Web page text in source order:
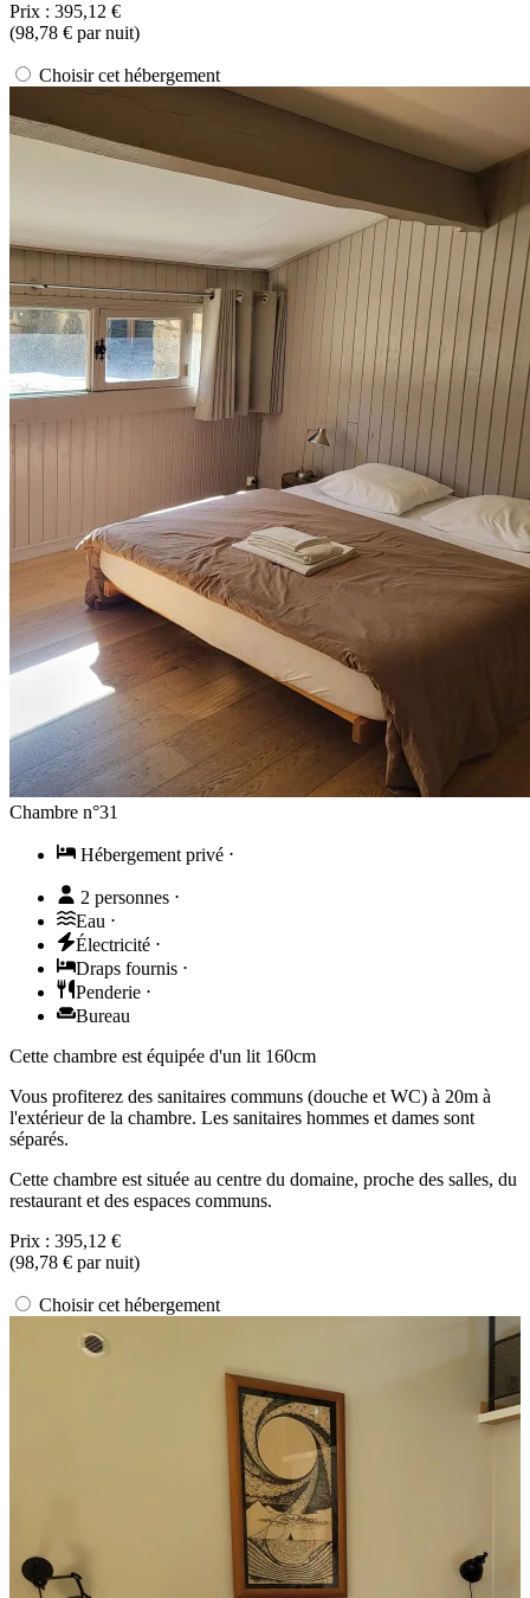
Prix : 395,12 €
(98,78 € par nuit)
Choisir cet hébergement
Chambre n°31
Hébergement privé ⋅
2 personnes ⋅
Eau ⋅
Électricité ⋅
Draps fournis ⋅
Penderie ⋅
Bureau
Cette chambre est équipée d'un lit 160cm
Vous profiterez des sanitaires communs (douche et WC) à 20m à
l'extérieur de la chambre. Les sanitaires hommes et dames sont
séparés.
Cette chambre est située au centre du domaine, proche des salles, du
restaurant et des espaces communs.
Prix : 395,12 €
(98,78 € par nuit)
Choisir cet hébergement